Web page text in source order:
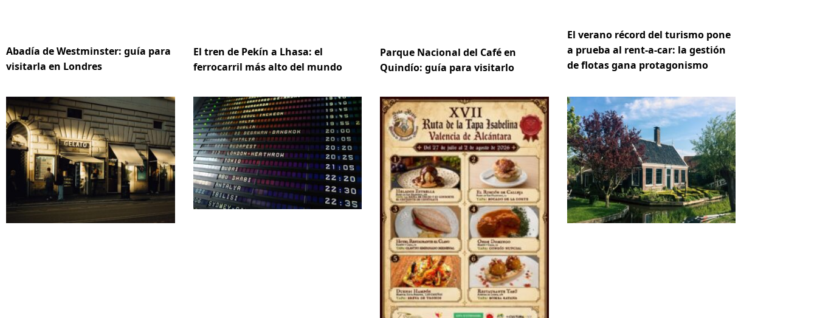
Abadía de Westminster: guía para
visitarla en Londres
El tren de Pekín a Lhasa: el
ferrocarril más alto del mundo
Parque Nacional del Café en
Quindío: guía para visitarlo
El verano récord del turismo pone
a prueba al rent-a-car: la gestión
de flotas gana protagonismo